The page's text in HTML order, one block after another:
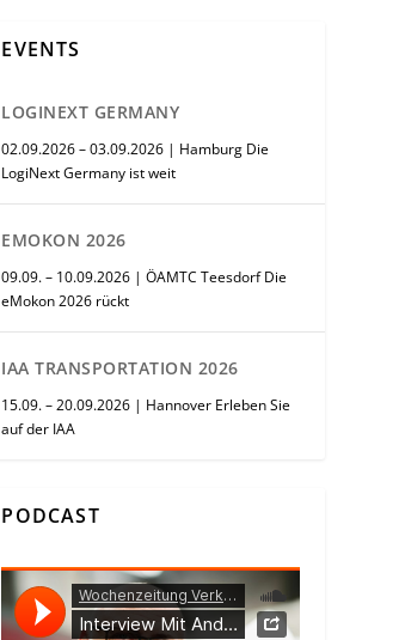
EVENTS
LOGINEXT GERMANY
02.09.2026 – 03.09.2026 | Hamburg Die
LogiNext Germany ist weit
EMOKON 2026
09.09. – 10.09.2026 | ÖAMTC Teesdorf Die
eMokon 2026 rückt
IAA TRANSPORTATION 2026
15.09. – 20.09.2026 | Hannover Erleben Sie
auf der IAA
PODCAST